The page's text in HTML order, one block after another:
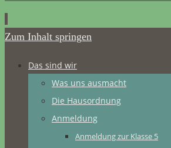
Zum Inhalt springen
Das sind wir
Was uns ausmacht
Die Hausordnung
Anmeldung
Anmeldung zur Klasse 5